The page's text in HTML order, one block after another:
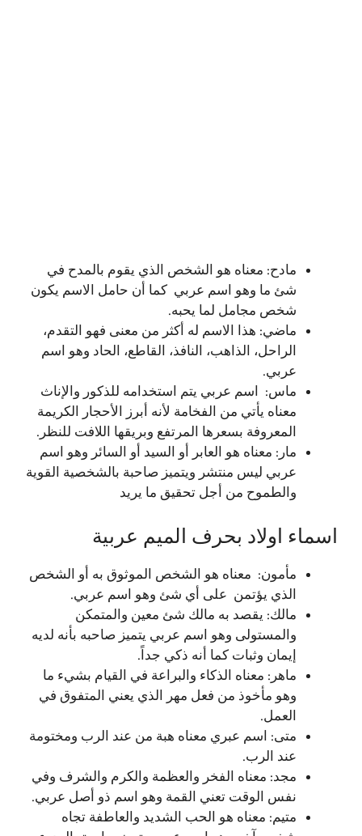
مادح: معناه هو الشخص الذي يقوم بالمدح في
شئ ما وهو اسم عربي كما أن حامل الاسم يكون
شخص مجامل لما يحبه.
ماضي: هذا الاسم له أكثر من معنى فهو التقدم،
الراحل، الذاهب، النافذ، القاطع، الحاد وهو اسم
عربي.
ماس: اسم عربي يتم استخدامه للذكور والإناث
معناه يأتي من الفخامة لأنه أبرز الأحجار الكريمة
المعروفة بسعرها المرتفع وبريقها اللافت للنظر.
مار: معناه هو العابر أو السيد أو السائر وهو اسم
عربي ليس منتشر ويتميز صاحبة بالشخصية القوية
والطموح من أجل تحقيق ما يريد
اسماء اولاد بحرف الميم عربية
مأمون: معناه هو الشخص الموثوق به أو الشخص
الذي يؤتمن على أي شئ وهو اسم عربي.
مالك: يقصد به مالك شئ معين والمتمكن
والمستولى وهو اسم عربي يتميز صاحبه بأنه لديه
إيمان وثبات كما أنه ذكي جداً.
ماهر: معناه الذكاء والبراعة في القيام بشيء ما
وهو مأخوذ من فعل مهر الذي يعني المتفوق في
العمل.
متى: اسم عبري معناه هبة من عند الرب ومختومة
عند الرب.
مجد: معناه الفخر والعظمة والكرم والشرف وفي
نفس الوقت تعني القمة وهو اسم ذو أصل عربي.
متيم: معناه هو الحب الشديد والعاطفة تجاه